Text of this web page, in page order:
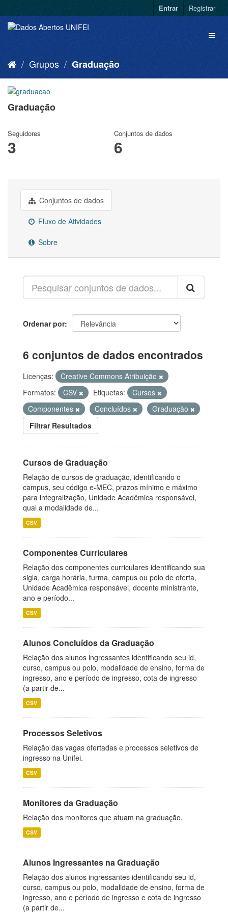
Entrar Registrar
Grupos Graduação
Graduação
Seguidores
3
Conjuntos de dados
6
Conjuntos de dados
Fluxo de Atividades
Sobre
Ordenar por
6 conjuntos de dados encontrados
Licenças:
Creative Commons Atribuição
Formatos:
CSV Etiquetas:
Cursos
Componentes
Concluídos
Graduação
Filtrar Resultados
Cursos de Graduação
Relação de cursos de graduação, identificando o
campus, seu código e-MEC, prazos mínimo e máximo
para integralização, Unidade Acadêmica responsável,
qual a modalidade de...
CSV
Componentes Curriculares
Relação dos componentes curriculares identificando sua
sigla, carga horária, turma, campus ou polo de oferta,
Unidade Acadêmica responsável, docente ministrante,
ano e período...
CSV
Alunos Concluídos da Graduação
Relação dos alunos ingressantes identificando seu id,
curso, campus ou polo, modalidade de ensino, forma de
ingresso, ano e período de ingresso, cota de ingresso
(a partir de...
CSV
Processos Seletivos
Relação das vagas ofertadas e processos seletivos de
ingresso na Unifei.
CSV
Monitores da Graduação
Relação dos monitores que atuam na graduação.
CSV
Alunos Ingressantes na Graduação
Relação dos alunos ingressantes identificando seu id,
curso, campus ou polo, modalidade de ensino, forma de
ingresso, ano e período de ingresso e cota de ingresso
(a partir de...